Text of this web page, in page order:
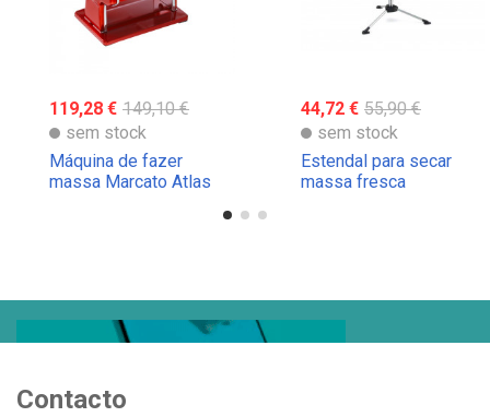
119,28 € 149,10 €
sem stock
Máquina de fazer
massa Marcato Atlas
44,72 € 55,90 €
sem stock
Estendal para secar
massa fresca
Contacto